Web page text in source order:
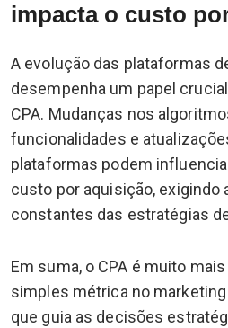
impacta o custo
A evolução das plataformas
desempenha um papel
CPA. Mudanças nos
funcionalidades e
plataformas podem
custo por aquisição, exigindo
constantes das estratégias
Em suma, o CPA é muito
simples métrica no
que guia as decisões